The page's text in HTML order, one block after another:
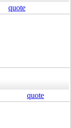
quote
quote